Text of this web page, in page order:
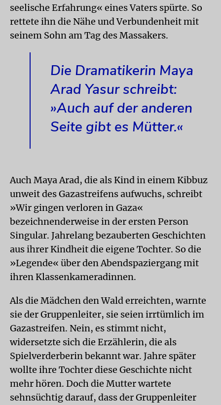
seelische Erfahrung« eines Vaters spürte. So
rettete ihn die Nähe und Verbundenheit mit
seinem Sohn am Tag des Massakers.
Die Dramatikerin Maya
Arad Yasur schreibt:
»Auch auf der anderen
Seite gibt es Mütter.«
Auch Maya Arad, die als Kind in einem Kibbuz
unweit des Gazastreifens aufwuchs, schreibt
»Wir gingen verloren in Gaza«
bezeichnenderweise in der ersten Person
Singular. Jahrelang bezauberten Geschichten
aus ihrer Kindheit die eigene Tochter. So die
»Legende« über den Abendspaziergang mit
ihren Klassenkameradinnen.
Als die Mädchen den Wald erreichten, warnte
sie der Gruppenleiter, sie seien irrtümlich im
Gazastreifen. Nein, es stimmt nicht,
widersetzte sich die Erzählerin, die als
Spielverderberin bekannt war. Jahre später
wollte ihre Tochter diese Geschichte nicht
mehr hören. Doch die Mutter wartete
sehnsüchtig darauf, dass der Gruppenleiter